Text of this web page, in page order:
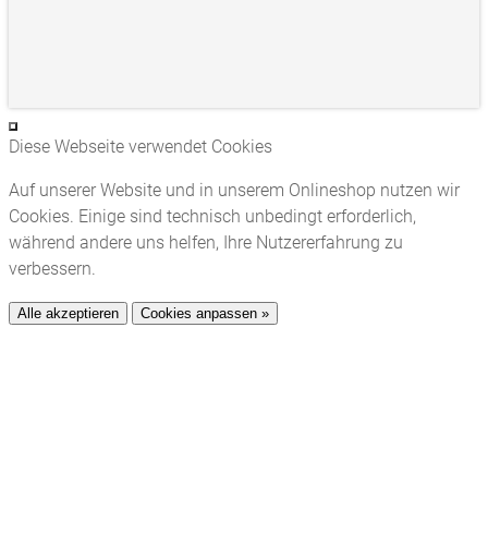
Diese Webseite verwendet Cookies
Auf unserer Website und in unserem Onlineshop nutzen wir
Cookies. Einige sind technisch unbedingt erforderlich,
während andere uns helfen, Ihre Nutzererfahrung zu
verbessern.
Alle akzeptieren Cookies anpassen »